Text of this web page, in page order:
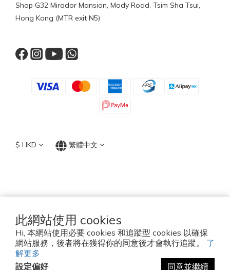
此網站使用 cookies
Hi, 本網站使用必要 cookies 和追蹤型 cookies 以確保
網站服務，後者將在獲得你的同意後才會執行追蹤。 了
解更多
設定偏好
同意並繼續
Shop G32 Mirador Mansion, Mody Road, Tsim Sha Tsui,
Hong Kong (MTR exit N5)
$ HKD 繁體中文
TOP ACCESSORIES GROUP
Established since 2010